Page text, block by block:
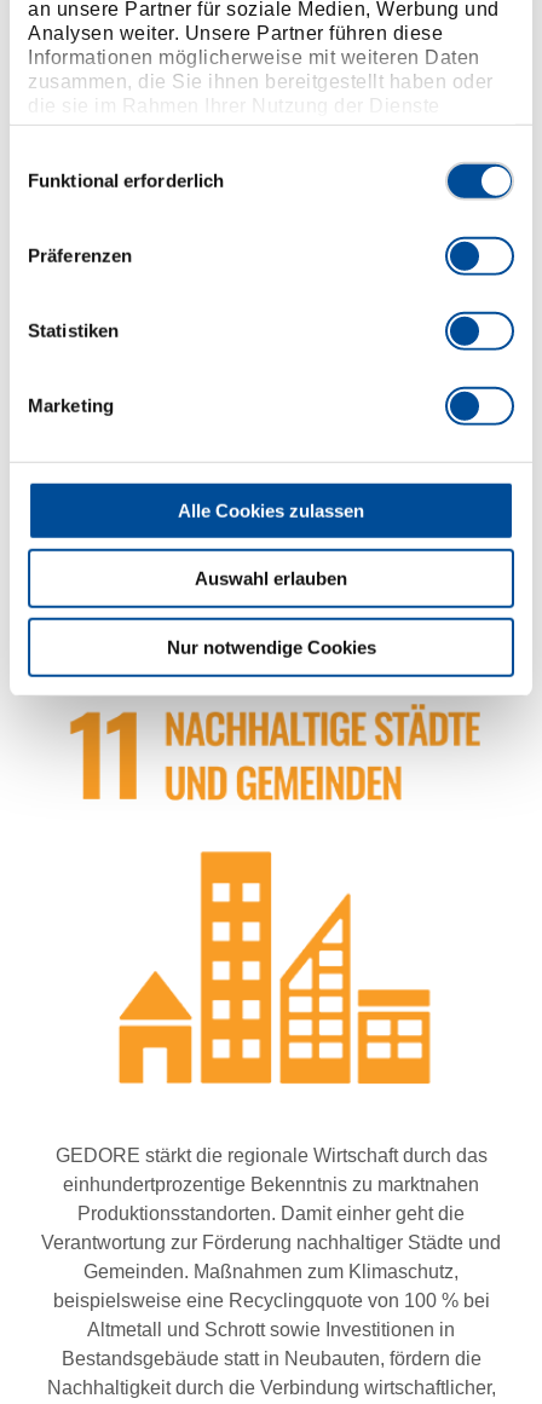
an unsere Partner für soziale Medien, Werbung und
Analysen weiter. Unsere Partner führen diese
Informationen möglicherweise mit weiteren Daten
zusammen, die Sie ihnen bereitgestellt haben oder
die sie im Rahmen Ihrer Nutzung der Dienste
gesammelt haben. Unsere vollständige
Funktional erforderlich
Präferenzen
Statistiken
Marketing
Alle Cookies zulassen
Auswahl erlauben
Nur notwendige Cookies
Gleiche Bedingungen für alle Mitarbeiterinnen und
Mitarbeiter unabhängig von Geschlecht und
Geschlechtsidentität sind für uns eine
Selbstverständlichkeit. Wir begegnen allen Kollegen
mit Einfühlungsvermögen und Respekt und erkennen
GEDORE stärkt die regionale Wirtschaft durch das
einhundertprozentige Bekenntnis zu marktnahen
Produktionsstandorten. Damit einher geht die
Verantwortung zur Förderung nachhaltiger Städte und
Gemeinden. Maßnahmen zum Klimaschutz,
beispielsweise eine Recyclingquote von 100 % bei
Altmetall und Schrott sowie Investitionen in
Bestandsgebäude statt in Neubauten, fördern die
Nachhaltigkeit durch die Verbindung wirtschaftlicher,